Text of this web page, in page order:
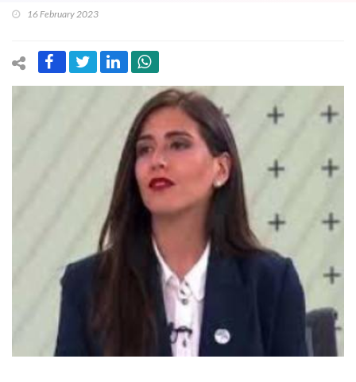
16 February 2023